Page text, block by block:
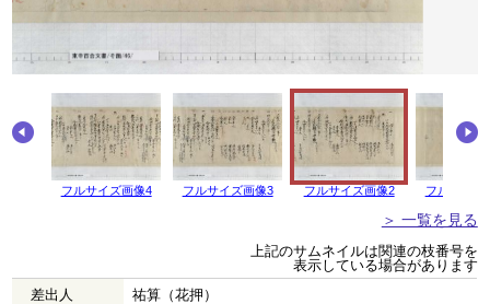
フルサイズ画像4 フルサイズ画像3 フルサイズ画像2 フルサイズ
＞ 一覧を見る
上記のサムネイルは関連の枝番号を
表示している場合があります
差出人
祐算（花押）